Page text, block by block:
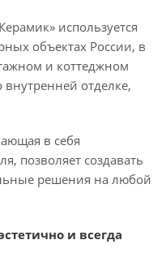
используется
объектах России, в
и коттеджном
внутренней отделке,
в себя
позволяет создавать
решения на любой
и всегда